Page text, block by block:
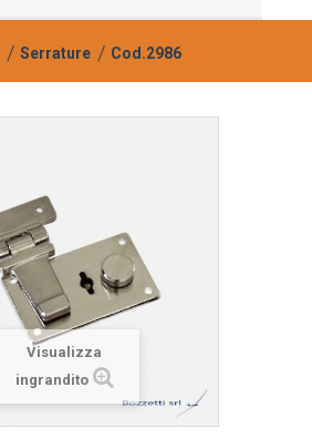
Serrature Cod.2986
Visualizza
ingrandito